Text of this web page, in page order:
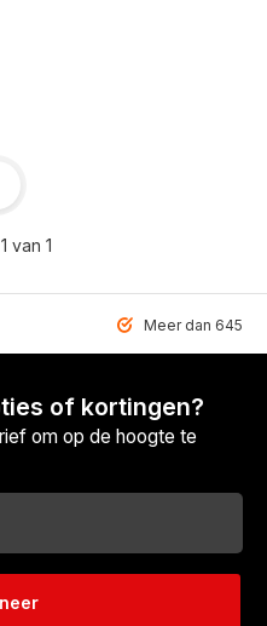
van 1
Meer dan 6459
of kortingen?
om op de hoogte te